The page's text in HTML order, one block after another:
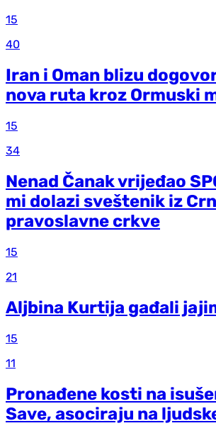
15
40
Iran i Oman blizu
nova ruta kroz Ormuski
15
34
Nenad Čanak vrijeđao
mi dolazi sveštenik iz
pravoslavne crkve
15
21
Aljbina Kurtija gađali
15
11
Pronađene kosti na
Save, asociraju na